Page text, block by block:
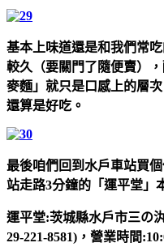
基本上味道還是和我們常
較久（要關門了隨便賣）
麥麵」就只是口感上的層
還算是好吃。
最後咱們回到水戶車站買
站走路3分鐘的「運平堂」
運平堂:茨城縣水戶市三の
29-221-8581)，營業時間